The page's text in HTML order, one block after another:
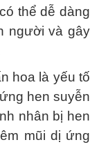
thể dễ dàng
người và gây
hoa là yếu tố
hen suyễn
nhân bị hen
mũi dị ứng